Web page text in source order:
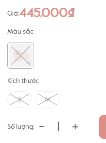
Giá:445.000₫
Màu sắc
Kích thước
S M
Số lượng: - +